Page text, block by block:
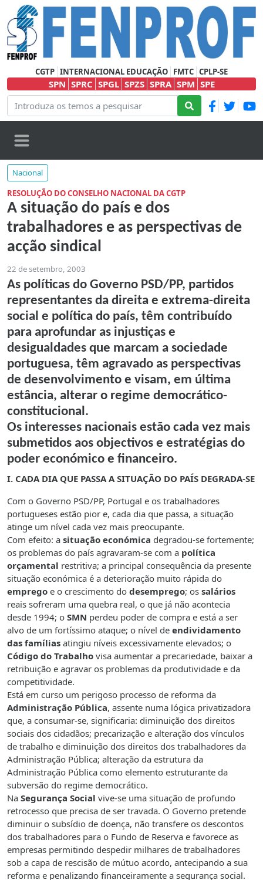
CGTP INTERNACIONAL EDUCAÇÃO FMTC CPLP-SE
SPN SPRC SPGL SPZS SPRA SPM SPE
Nacional
RESOLUÇÃO DO CONSELHO NACIONAL DA CGTP
A situação do país e dos
trabalhadores e as perspectivas de
acção sindical
22 de setembro, 2003
As políticas do Governo PSD/PP, partidos
representantes da direita e extrema-direita
social e política do país, têm contribuído
para aprofundar as injustiças e
desigualdades que marcam a sociedade
portuguesa, têm agravado as perspectivas
de desenvolvimento e visam, em última
estância, alterar o regime democrático-
constitucional.
Os interesses nacionais estão cada vez mais
submetidos aos objectivos e estratégias do
poder económico e financeiro.
I. CADA DIA QUE PASSA A SITUAÇÃO DO PAÍS DEGRADA-SE
Com o Governo PSD/PP, Portugal e os trabalhadores
portugueses estão pior e, cada dia que passa, a situação
atinge um nível cada vez mais preocupante.
Com efeito: a situação económica degradou-se fortemente;
os problemas do país agravaram-se com a política
orçamental restritiva; a principal consequência da presente
situação económica é a deterioração muito rápida do
emprego e o crescimento do desemprego; os salários
reais sofreram uma quebra real, o que já não acontecia
desde 1994; o SMN perdeu poder de compra e está a ser
alvo de um fortíssimo ataque; o nível de endividamento
das famílias atingiu níveis excessivamente elevados; o
Código do Trabalho visa aumentar a precariedade, baixar a
retribuição e agravar os problemas da produtividade e da
competitividade.
Está em curso um perigoso processo de reforma da
Administração Pública, assente numa lógica privatizadora
que, a consumar-se, significaria: diminuição dos direitos
sociais dos cidadãos; precarização e alteração dos vínculos
de trabalho e diminuição dos direitos dos trabalhadores da
Administração Pública; alteração da estrutura da
Administração Pública como elemento estruturante da
subversão do regime democrático.
Na Segurança Social vive-se uma situação de profundo
retrocesso que precisa de ser travada. O Governo pretende
diminuir o subsídio de doença, não transfere os descontos
dos trabalhadores para o Fundo de Reserva e favorece as
empresas permitindo despedir milhares de trabalhadores
sob a capa de rescisão de mútuo acordo, antecipando a sua
reforma e penalizando financeiramente a segurança social.